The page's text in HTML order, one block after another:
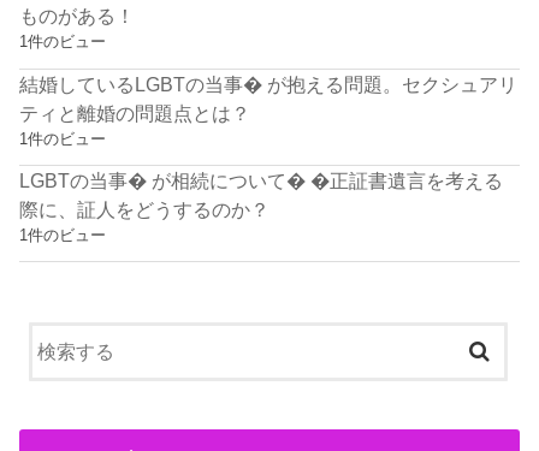
ものがある！
1件のビュー
結婚しているLGBTの当事� が抱える問題。セクシュアリ
ティと離婚の問題点とは？
1件のビュー
LGBTの当事� が相続について� �正証書遺言を考える
際に、証人をどうするのか？
1件のビュー